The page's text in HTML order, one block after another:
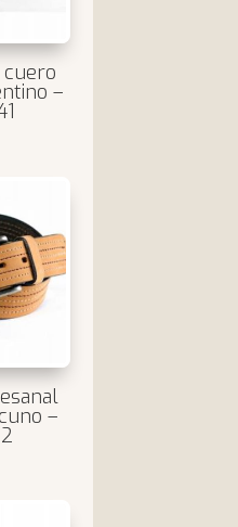
–
–